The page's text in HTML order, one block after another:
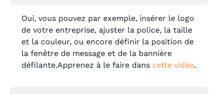
Oui, vous pouvez par exemple, insérer le logo
de votre entreprise, ajuster la police, la taille
et la couleur, ou encore définir la position de
la fenêtre de message et de la bannière
défilante.Apprenez à le faire dans cette vidéo.